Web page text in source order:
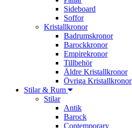
Sideboard
Soffor
Kristallkronor
Badrumskronor
Barockkronor
Empirekronor
Tillbehör
Äldre Kristallkronor
Övriga Kristallkronor
Stilar & Rum
Stilar
Antik
Barock
Contemporary